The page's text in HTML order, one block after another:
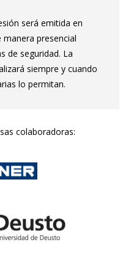
será emitida en
presencial
de seguridad. La
siempre y cuando
lo permitan.
colaboradoras: